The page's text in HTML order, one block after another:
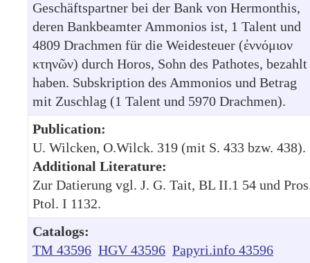
Geschäftspartner bei der Bank von Hermonthis,
deren Bankbeamter Ammonios ist, 1 Talent und
4809 Drachmen für die Weidesteuer (ἐννόμιον
κτηνῶν) durch Horos, Sohn des Pathotes, bezahlt
haben. Subskription des Ammonios und Betrag
mit Zuschlag (1 Talent und 5970 Drachmen).
Publication:
U. Wilcken, O.Wilck. 319 (mit S. 433 bzw. 438).
Additional Literature:
Zur Datierung vgl. J. G. Tait, BL II.1 54 und
Ptol. I 1132.
Catalogs:
TM 43596 HGV 43596 Papyri.info 43596